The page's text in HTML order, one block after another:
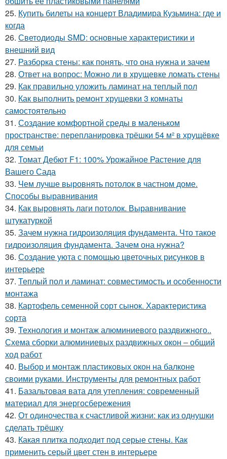
25. Купить билеты на концерт Владимира Кузьмина: где и
когда
26. Светодиоды SMD: основные характеристики и
внешний вид
27. Разборка стены: как понять, что она нужна и зачем
28. Ответ на вопрос: Можно ли в хрущевке ломать стены
29. Как правильно уложить ламинат на теплый пол
30. Как выполнить ремонт хрущевки 3 комнаты
самостоятельно
31. Создание комфортной среды в маленьком
пространстве: перепланировка трёшки 54 м² в хрущёвке
для семьи
32. Томат Дебют F1: 100% Урожайное Растение для
Вашего Сада
33. Чем лучше выровнять потолок в частном доме.
Способы выравнивания
34. Как выровнять лаги потолок. Выравнивание
штукатуркой
35. Зачем нужна гидроизоляция фундамента. Что такое
гидроизоляция фундамента. Зачем она нужна?
36. Создание уюта с помощью цветочных рисунков в
интерьере
37. Теплый пол и ламинат: совместимость и особенности
монтажа
38. Картофель семенной сорт сынок. Характеристика
сорта
39. Технология и монтаж алюминиевого раздвижного..
Схема сборки алюминиевых раздвижных окон – общий
ход работ
40. Выбор и монтаж пластиковых окон на балконе
своими руками. Инструменты для ремонтных работ
41. Базальтовая вата для утепления: современный
материал для энергосбережения
42. От одиночества к счастливой жизни: как из однушки
сделать трёшку
43. Какая плитка подходит под серые стены. Как
применить серый цвет стен в интерьере